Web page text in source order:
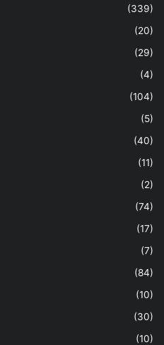
(339)
(20)
(29)
(4)
(104)
(5)
(40)
(11)
(2)
(74)
(17)
(7)
(84)
(10)
(30)
(10)